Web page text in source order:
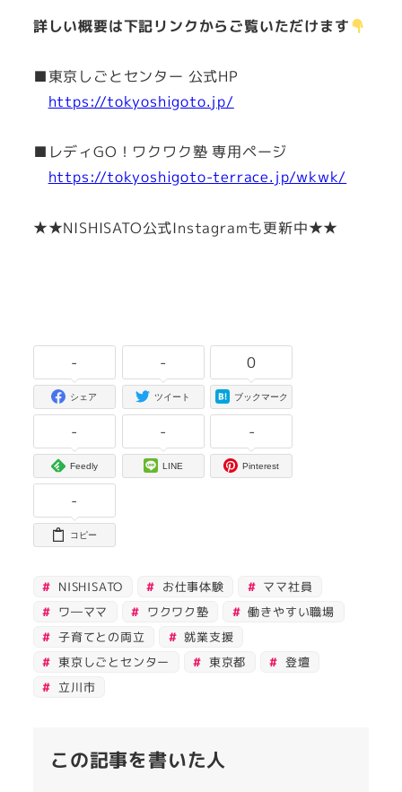
詳しい概要は下記リンクからご覧いただけます
■東京しごとセンター 公式HP
https://tokyoshigoto.jp/
■レディGO！ワクワク塾 専用ページ
https://tokyoshigoto-terrace.jp/wkwk/
★★NISHISATO公式Instagramも更新中★★
-
シェア
-
ツイート
0
ブックマーク
-
Feedly
-
LINE
-
Pinterest
-
コピー
NISHISATO お仕事体験
ママ社員
ワ―ママ
ワクワク塾
働きやすい職場
子育てとの両立
就業支援
東京しごとセンター
東京都
登壇
立川市
この記事を書いた人